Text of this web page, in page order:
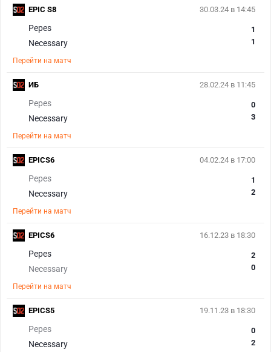
30.03.24 в 14:45
Pepes
Necessary
1
1
Перейти на матч
EPIC S8
28.02.24 в 11:45
Pepes
Necessary
0
3
Перейти на матч
ИБ
04.02.24 в 17:00
Pepes
Necessary
1
2
Перейти на матч
EPICS6
16.12.23 в 18:30
Pepes
Necessary
2
0
Перейти на матч
EPICS6
19.11.23 в 18:30
Pepes
Necessary
0
2
EPICS5